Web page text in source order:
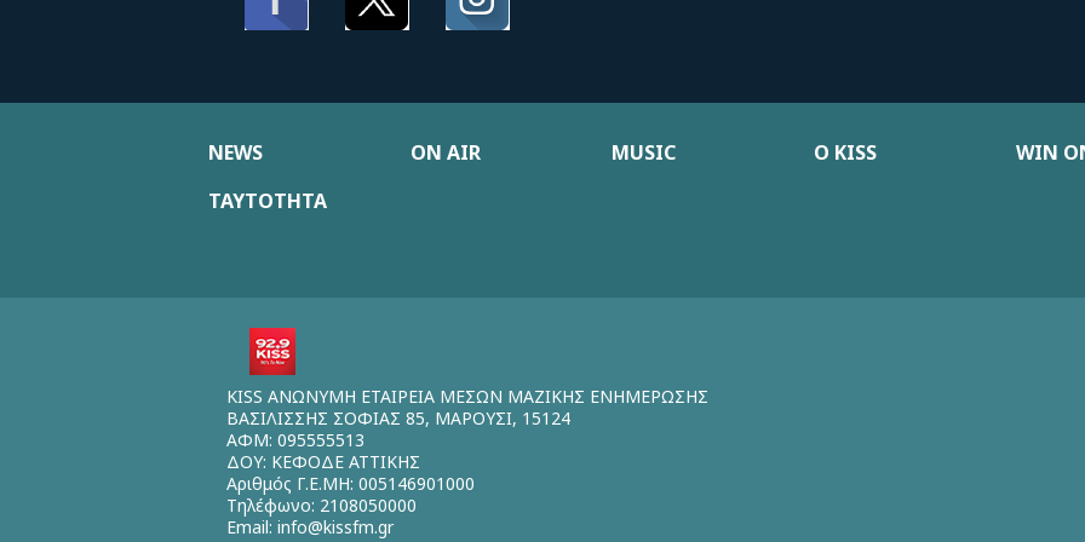
NEWS ON AIR MUSIC Ο KISS WIN
ΤΑΥΤΟΤΗΤΑ
KISS ΑΝΩΝΥΜΗ ΕΤΑΙΡΕΙΑ ΜΕΣΩΝ ΜΑΖΙΚΗΣ ΕΝΗΜΕΡΩΣΗΣ
ΒΑΣΙΛΙΣΣΗΣ ΣΟΦΙΑΣ 85, ΜΑΡΟΥΣΙ, 15124
ΑΦΜ: 095555513
ΔΟΥ: ΚΕΦΟΔΕ ΑΤΤΙΚΗΣ
Αριθμός Γ.Ε.ΜΗ: 005146901000
Τηλέφωνο: 2108050000
Email: info@kissfm.gr